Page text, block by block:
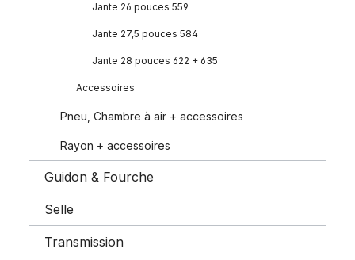
Jante 26 pouces 559
Jante 27,5 pouces 584
Jante 28 pouces 622 + 635
Accessoires
Pneu, Chambre à air + accessoires
Rayon + accessoires
Guidon & Fourche
Selle
Transmission